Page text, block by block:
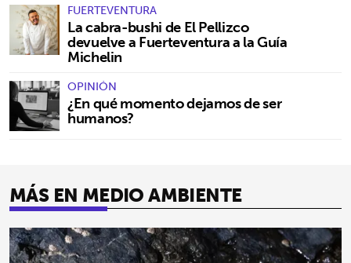
FUERTEVENTURA
La cabra-bushi de El Pellizco
devuelve a Fuerteventura a la Guía
Michelin
OPINIÓN
¿En qué momento dejamos de ser
humanos?
MÁS EN MEDIO AMBIENTE